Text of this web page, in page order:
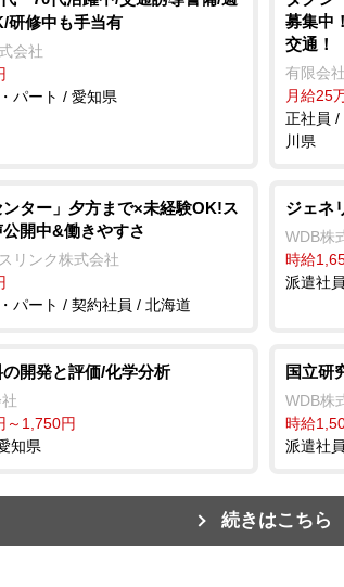
研修中も手当有
会社
パート / 愛知県
募集中
交通！
有限会
月給25
正社員 /
川県
ンター」夕方まで×未経験OK!ス
開中&働きやすさ
リンク株式会社
パート / 契約社員 / 北海道
ジェネ
WDB株
時給
派遣社
の開発と評価/化学分析
～1,750円
知県
国立研
WDB株
時給
派遣社
続きはこちら